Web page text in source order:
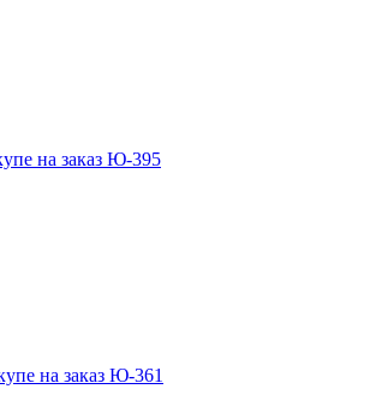
на заказ Ю-395
на заказ Ю-361